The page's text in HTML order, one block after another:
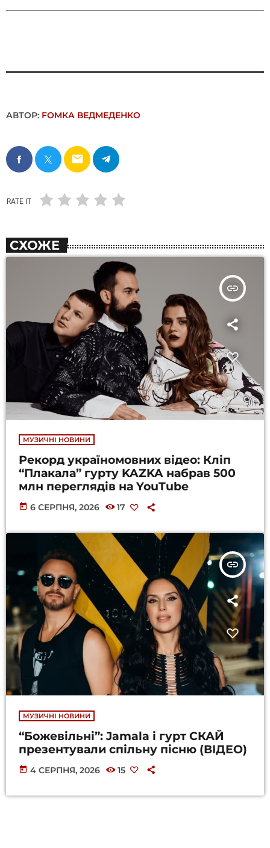
АВТОР: FОMКА ВЕДМЕДЕНКО
email
RATE IT
СХОЖЕ
insert_link
МУЗИЧНІ НОВИНИ
Рекорд україномовних відео: Кліп
“Плакала” гурту KAZKA набрав 500
млн переглядів на YouTube
today 6 СЕРПНЯ, 2026 17
insert_link
МУЗИЧНІ НОВИНИ
“Божевільні”: Jamala і гурт СКАЙ
презентували спільну пісню (ВІДЕО)
today 4 СЕРПНЯ, 2026 15